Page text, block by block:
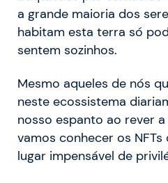
a grande maioria dos
habitam esta terra só
sentem sozinhos.
Mesmo aqueles de nós
neste ecossistema
nosso espanto ao rever
vamos conhecer os
lugar impensável de